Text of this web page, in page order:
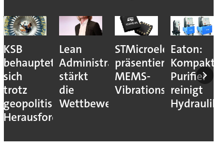
KSB
behauptet
sich
trotz
geopolitischer
Herausforderungen
Lean
Administration
stärkt
die
Wettbewerbsfähigkeit
STMicroelectronics
präsentiert
MEMS-
Vibrationssensor
Eaton:
Purifier
reinigt